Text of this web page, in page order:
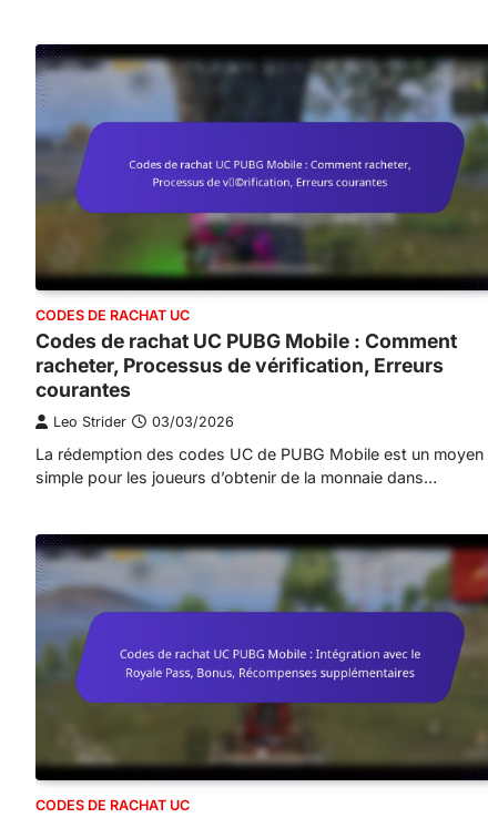
CODES DE RACHAT UC
Codes de rachat UC PUBG Mobile : Comment
racheter, Processus de vérification, Erreurs
courantes
Leo Strider 03/03/2026
La rédemption des codes UC de PUBG Mobile est un moyen
simple pour les joueurs d’obtenir de la monnaie dans…
CODES DE RACHAT UC